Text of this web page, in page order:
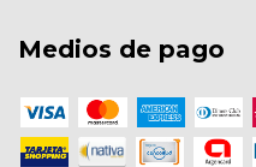
Medios de pago